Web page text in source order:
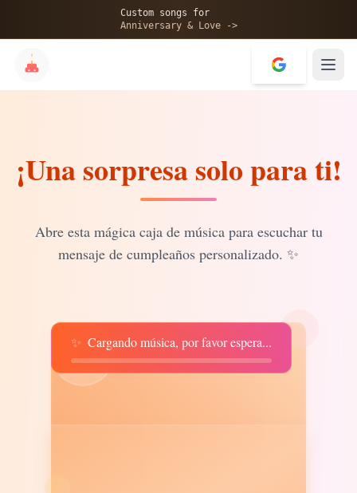
Custom songs for
Anniversary & Love ->
💝
¡Una sorpresa solo para ti!
Abre esta mágica caja de música para escuchar tu
mensaje de cumpleaños personalizado. ✨
♫
✨ Cargando música, por favor espera...